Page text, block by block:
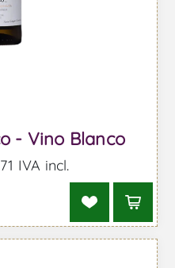
- Vino Blanco
IVA incl.